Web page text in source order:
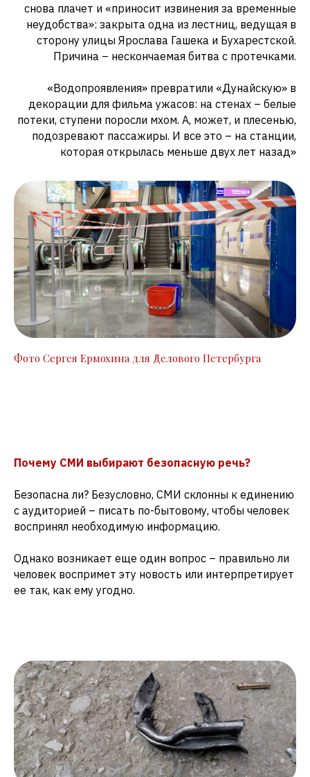
снова плачет и «приносит извинения за временные
неудобства»: закрыта одна из лестниц, ведущая в
сторону улицы Ярослава Гашека и Бухарестской.
Причина – нескончаемая битва с протечками.
«Водопроявления» превратили «Дунайскую» в
декорации для фильма ужасов: на стенах – белые
потеки, ступени поросли мхом. А, может, и плесенью,
подозревают пассажиры. И все это – на станции,
которая открылась меньше двух лет назад»
Фото Сергея Ермохина для Делового Петербурга
Почему СМИ выбирают безопасную речь?
Безопасна ли? Безусловно, СМИ склонны к единению
с аудиторией – писать по-бытовому, чтобы человек
воспринял необходимую информацию.
Однако возникает еще один вопрос – правильно ли
человек воспримет эту новость или интерпретирует
ее так, как ему угодно.